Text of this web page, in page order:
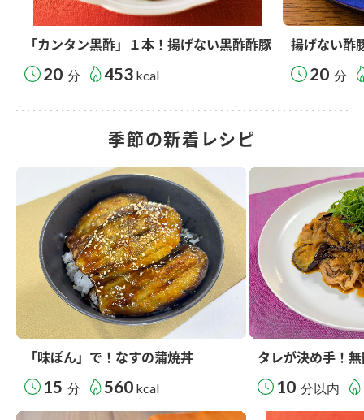
「カンタン黒酢」１本！揚げない黒酢酢豚
20 分 453 kcal
揚げない酢
20 分
季節の新着レシピ
「味ぽん」で！なすの蒲焼丼
15 分 560 kcal
タレが決め手！
10 分以内